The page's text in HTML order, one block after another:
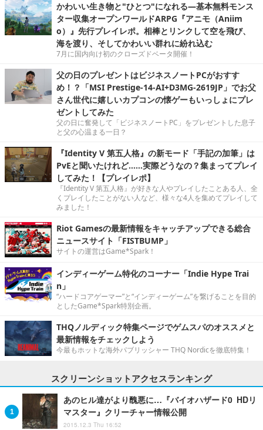
かわいい生き物と"ひとつ"になれる―基本無料モンス
ター収集オープンワールドARPG『アニモ（Aniim
o）』先行プレイレポ。相棒とリンクして空を飛び、
海を渡り、そしてかわいい群れに紛れ込む
7月に国内向け初のクローズドベータ開催！
父の日のプレゼントはビジネスノートPCがおすす
め！？「MSI Prestige-14-AI+D3MG-2619JP」でお父
さん世代に嬉しいカプコンの懐ゲーもいっしょにプレ
ゼントしてみた
父の日に奮発して「ビジネスノートPC」をプレゼントした息子
と父の心温まる一日？
『Identity V 第五人格』の新モード「手記の加筆」は
PvEと聞いたけれど……実際どうなの？集まってプレイ
してみた！【プレイレポ】
『Identity V 第五人格』が好きな人やプレイしたことある人、全
くプレイしたことがない人など、様々な4人を集めてプレイして
みました！
Riot Gamesの最新情報をキャッチアップできる総合
ニュースサイト「FISTBUMP」
サイトの運営はGame*Spark！
インディーゲーム特化のコーナー「Indie Hype Trai
n」
“ハードコアゲーマー”と“インディーゲーム”を繋げることを目的
としたGame*Spark特別企画。
THQノルディック特集ページでゲムスパのオススメと
最新情報をチェックしよう
今最もホットな海外パブリッシャー THQ Nordicを徹底特集！
スクリーンショットアクセスランキング
あのヒル達がより醜悪に…『バイオハザード0 HDリ
マスター』クリーチャー情報公開
2015.12.3 Thu 16:52